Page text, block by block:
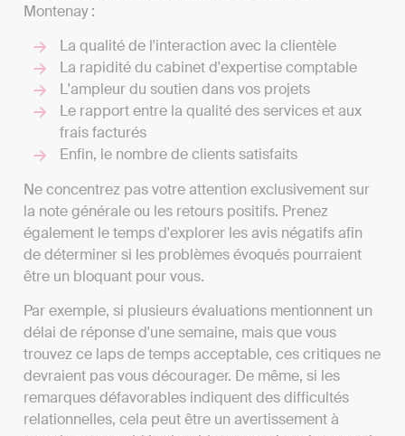
Montenay :
La qualité de l'interaction avec la clientèle
La rapidité du cabinet d'expertise comptable
L'ampleur du soutien dans vos projets
Le rapport entre la qualité des services et aux
frais facturés
Enfin, le nombre de clients satisfaits
Ne concentrez pas votre attention exclusivement sur
la note générale ou les retours positifs. Prenez
également le temps d'explorer les avis négatifs afin
de déterminer si les problèmes évoqués pourraient
être un bloquant pour vous.
Par exemple, si plusieurs évaluations mentionnent un
délai de réponse d'une semaine, mais que vous
trouvez ce laps de temps acceptable, ces critiques ne
devraient pas vous décourager. De même, si les
remarques défavorables indiquent des difficultés
relationnelles, cela peut être un avertissement à